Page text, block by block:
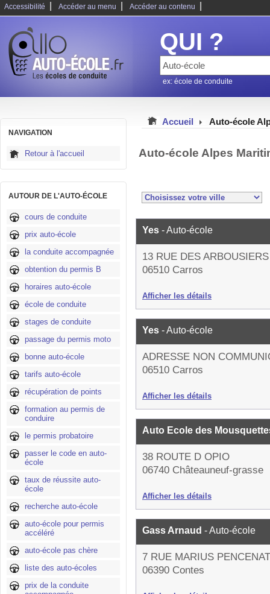
Accessibilité Accéder au menu Accéder au contenu
QUI ?
ex: école de conduite
NAVIGATION
Retour à l'accueil
AUTOUR DE L'AUTO-ÉCOLE
cours de conduite
prix auto-école
la conduite accompagnée
obtention du permis B
horaires auto-école
école de conduite
stages de conduite
passage du permis moto
bonne auto-école
tarifs auto-école
récupération de points
formation au permis de
conduire
le permis probatoire
passer le code en auto-
école
taux de réussite auto-
école
recherche auto-école
auto-école pour permis
accéléré
auto-école pas chère
liste des auto-écoles
prix de la conduite
Accueil Auto-école
Auto-école Alpes
Yes - Auto-école
13 RUE DES ARBOUSIERS
06510 Carros
Afficher les détails
Yes - Auto-école
ADRESSE NON
06510 Carros
Afficher les détails
Auto Ecole des
38 ROUTE D OPIO
06740 Châteauneuf-grasse
Afficher les détails
Gass Arnaud - Auto-école
7 RUE MARIUS PENCENAT
06390 Contes